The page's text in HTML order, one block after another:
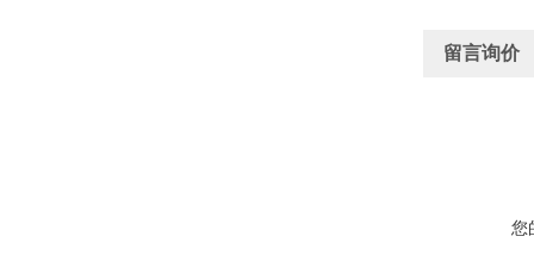
留言询价
您